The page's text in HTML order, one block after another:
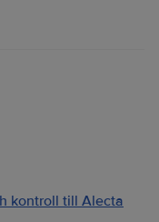
kontroll till Alecta